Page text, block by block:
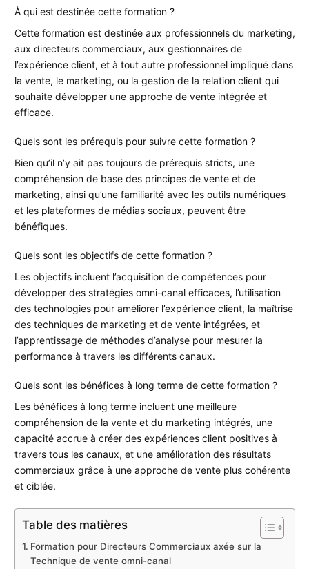
À qui est destinée cette formation ?
Cette formation est destinée aux professionnels du marketing,
aux directeurs commerciaux, aux gestionnaires de
l’expérience client, et à tout autre professionnel impliqué dans
la vente, le marketing, ou la gestion de la relation client qui
souhaite développer une approche de vente intégrée et
efficace.
Quels sont les prérequis pour suivre cette formation ?
Bien qu’il n’y ait pas toujours de prérequis stricts, une
compréhension de base des principes de vente et de
marketing, ainsi qu’une familiarité avec les outils numériques
et les plateformes de médias sociaux, peuvent être
bénéfiques.
Quels sont les objectifs de cette formation ?
Les objectifs incluent l’acquisition de compétences pour
développer des stratégies omni-canal efficaces, l’utilisation
des technologies pour améliorer l’expérience client, la maîtrise
des techniques de marketing et de vente intégrées, et
l’apprentissage de méthodes d’analyse pour mesurer la
performance à travers les différents canaux.
Quels sont les bénéfices à long terme de cette formation ?
Les bénéfices à long terme incluent une meilleure
compréhension de la vente et du marketing intégrés, une
capacité accrue à créer des expériences client positives à
travers tous les canaux, et une amélioration des résultats
commerciaux grâce à une approche de vente plus cohérente
et ciblée.
Table des matières
Formation pour Directeurs Commerciaux axée sur la
Technique de vente omni-canal